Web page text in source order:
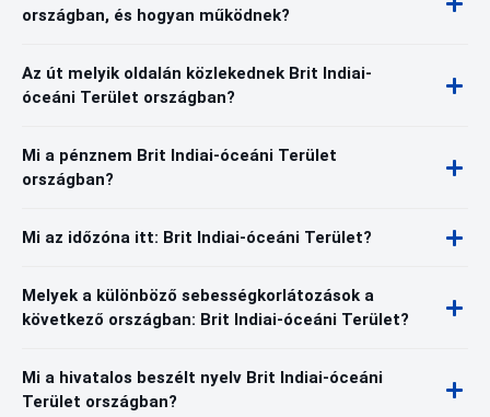
országban, és hogyan működnek?
Az út melyik oldalán közlekednek Brit Indiai-
óceáni Terület országban?
Mi a pénznem Brit Indiai-óceáni Terület
országban?
Mi az időzóna itt: Brit Indiai-óceáni Terület?
Melyek a különböző sebességkorlátozások a
következő országban: Brit Indiai-óceáni Terület?
Mi a hivatalos beszélt nyelv Brit Indiai-óceáni
Terület országban?